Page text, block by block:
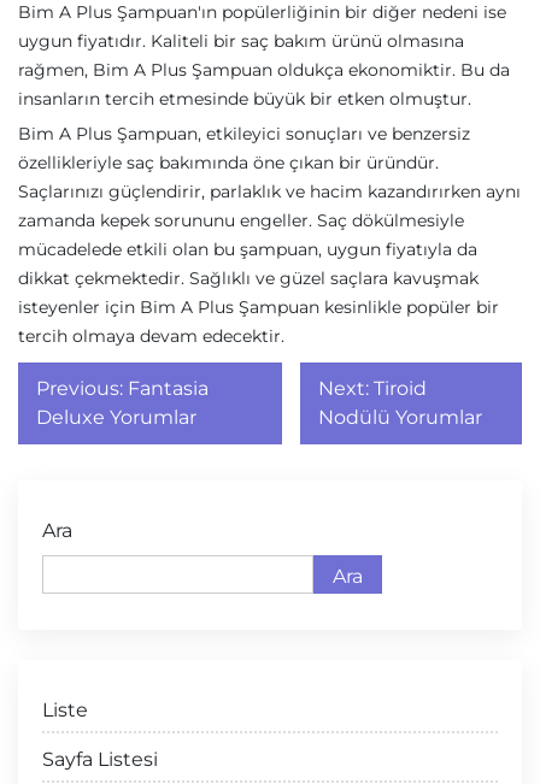
Bim A Plus Şampuan'ın popülerliğinin bir diğer nedeni ise
uygun fiyatıdır. Kaliteli bir saç bakım ürünü olmasına
rağmen, Bim A Plus Şampuan oldukça ekonomiktir. Bu da
insanların tercih etmesinde büyük bir etken olmuştur.
Bim A Plus Şampuan, etkileyici sonuçları ve benzersiz
özellikleriyle saç bakımında öne çıkan bir üründür.
Saçlarınızı güçlendirir, parlaklık ve hacim kazandırırken aynı
zamanda kepek sorununu engeller. Saç dökülmesiyle
mücadelede etkili olan bu şampuan, uygun fiyatıyla da
dikkat çekmektedir. Sağlıklı ve güzel saçlara kavuşmak
isteyenler için Bim A Plus Şampuan kesinlikle popüler bir
tercih olmaya devam edecektir.
Yazı
gezinmesi
Previous: Fantasia
Deluxe Yorumlar
Next: Tiroid
Nodülü Yorumlar
Ara
Ara
Liste
Sayfa Listesi